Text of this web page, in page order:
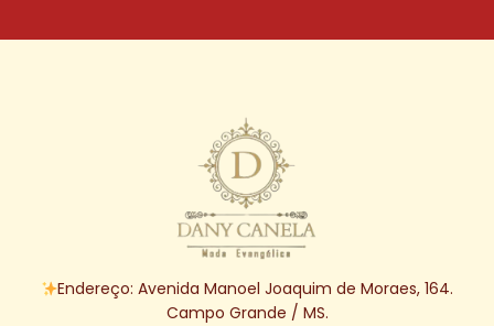
Endereço: Avenida Manoel Joaquim de Moraes, 164.
Campo Grande / MS.